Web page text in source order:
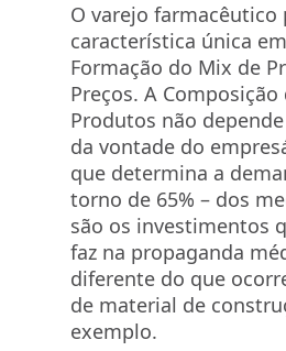
O varejo farmacêutico
característica única
Formação do Mix de
Preços. A
Produtos não
da vontade do
que determina a
torno de 65% – dos
são os investimentos
faz na propaganda
diferente do que
de material de
exemplo.